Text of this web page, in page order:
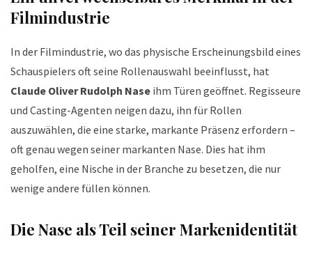
Filmindustrie
In der Filmindustrie, wo das physische Erscheinungsbild eines
Schauspielers oft seine Rollenauswahl beeinflusst, hat
Claude Oliver Rudolph Nase ihm Türen geöffnet. Regisseure
und Casting-Agenten neigen dazu, ihn für Rollen
auszuwählen, die eine starke, markante Präsenz erfordern –
oft genau wegen seiner markanten Nase. Dies hat ihm
geholfen, eine Nische in der Branche zu besetzen, die nur
wenige andere füllen können.
Die Nase als Teil seiner Markenidentität